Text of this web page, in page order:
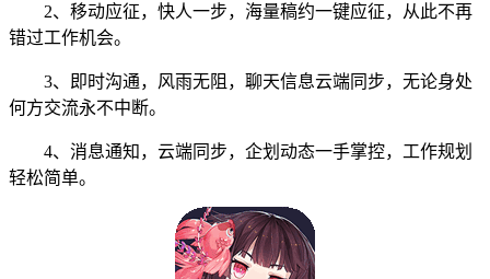
2、移动应征，快人一步，海量稿约一键应征，从此不再
错过工作机会。
3、即时沟通，风雨无阻，聊天信息云端同步，无论身处
何方交流永不中断。
4、消息通知，云端同步，企划动态一手掌控，工作规划
轻松简单。